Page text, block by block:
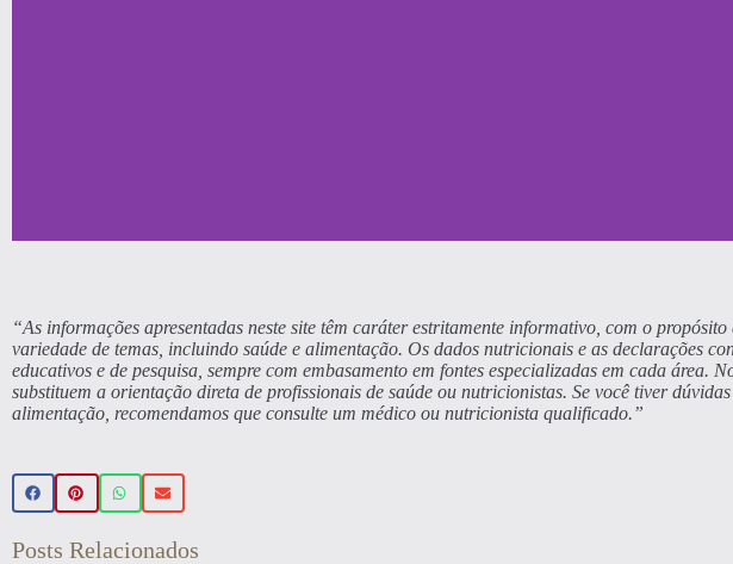
Beleza Vegan
🌿 Realce sua beleza de forma natural! Conheça nossos
beleza veganos 💚 Use o cupom PRIMEIRA15 e ganhe 15%
“As informações apresentadas neste site têm caráter estritamente informativo, com o
variedade de temas, incluindo saúde e alimentação. Os dados nutricionais e as declarações
educativos e de pesquisa, sempre com embasamento em fontes especializadas em cada área.
substituem a orientação direta de profissionais de saúde ou nutricionistas. Se você tiver
alimentação, recomendamos que consulte um médico ou nutricionista qualificado.”
Posts Relacionados